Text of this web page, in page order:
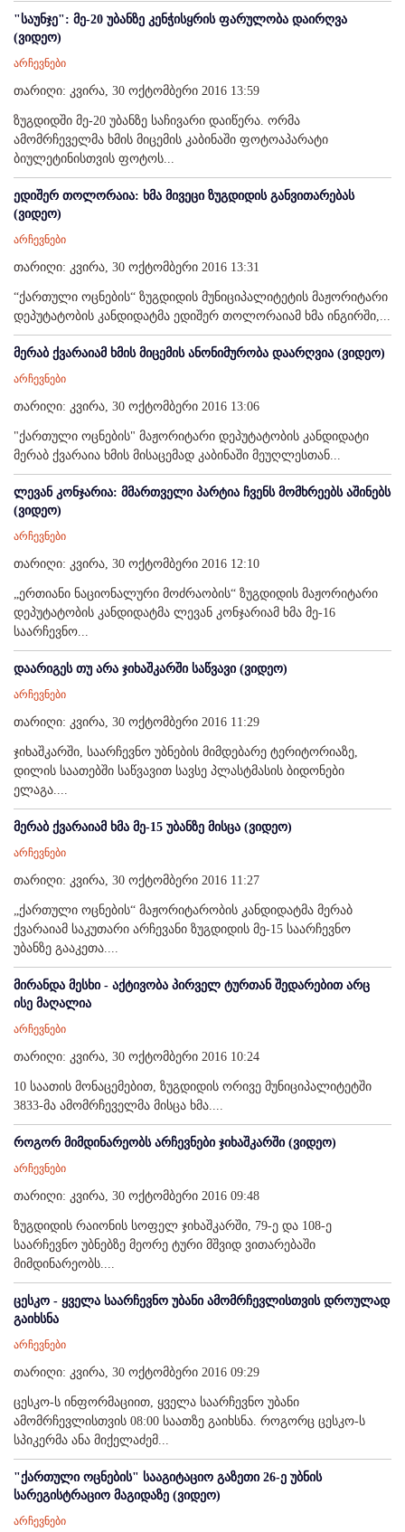
"საუნჯე": მე-20 უბანზე კენჭისყრის ფარულობა დაირღვა
(ვიდეო)
არჩევნები
თარიღი: კვირა, 30 ოქტომბერი 2016 13:59
ზუგდიდში მე-20 უბანზე საჩივარი დაიწერა. ორმა
ამომრჩეველმა ხმის მიცემის კაბინაში ფოტოაპარატი
ბიულეტინისთვის ფოტოს...
ედიშერ თოლორაია: ხმა მივეცი ზუგდიდის განვითარებას
(ვიდეო)
არჩევნები
თარიღი: კვირა, 30 ოქტომბერი 2016 13:31
“ქართული ოცნების“ ზუგდიდის მუნიციპალიტეტის მაჟორიტარი
დეპუტატობის კანდიდატმა ედიშერ თოლორაიამ ხმა ინგირში,...
მერაბ ქვარაიამ ხმის მიცემის ანონიმურობა დაარღვია (ვიდეო)
არჩევნები
თარიღი: კვირა, 30 ოქტომბერი 2016 13:06
"ქართული ოცნების" მაჟორიტარი დეპუტატობის კანდიდატი
მერაბ ქვარაია ხმის მისაცემად კაბინაში მეუღლესთან...
ლევან კონჯარია: მმართველი პარტია ჩვენს მომხრეებს აშინებს
(ვიდეო)
არჩევნები
თარიღი: კვირა, 30 ოქტომბერი 2016 12:10
„ერთიანი ნაციონალური მოძრაობის“ ზუგდიდის მაჟორიტარი
დეპუტატობის კანდიდატმა ლევან კონჯარიამ ხმა მე-16
საარჩევნო...
დაარიგეს თუ არა ჯიხაშკარში საწვავი (ვიდეო)
არჩევნები
თარიღი: კვირა, 30 ოქტომბერი 2016 11:29
ჯიხაშკარში, საარჩევნო უბნების მიმდებარე ტერიტორიაზე,
დილის საათებში საწვავით სავსე პლასტმასის ბიდონები
ელაგა....
მერაბ ქვარაიამ ხმა მე-15 უბანზე მისცა (ვიდეო)
არჩევნები
თარიღი: კვირა, 30 ოქტომბერი 2016 11:27
„ქართული ოცნების“ მაჟორიტარობის კანდიდატმა მერაბ
ქვარაიამ საკუთარი არჩევანი ზუგდიდის მე-15 საარჩევნო
უბანზე გააკეთა....
მირანდა მესხი - აქტივობა პირველ ტურთან შედარებით არც
ისე მაღალია
არჩევნები
თარიღი: კვირა, 30 ოქტომბერი 2016 10:24
10 საათის მონაცემებით, ზუგდიდის ორივე მუნიციპალიტეტში
3833-მა ამომრჩეველმა მისცა ხმა....
როგორ მიმდინარეობს არჩევნები ჯიხაშკარში (ვიდეო)
არჩევნები
თარიღი: კვირა, 30 ოქტომბერი 2016 09:48
ზუგდიდის რაიონის სოფელ ჯიხაშკარში, 79-ე და 108-ე
საარჩევნო უბნებზე მეორე ტური მშვიდ ვითარებაში
მიმდინარეობს....
ცესკო - ყველა საარჩევნო უბანი ამომრჩევლისთვის დროულად
გაიხსნა
არჩევნები
თარიღი: კვირა, 30 ოქტომბერი 2016 09:29
ცესკო-ს ინფორმაციით, ყველა საარჩევნო უბანი
ამომრჩევლისთვის 08:00 საათზე გაიხსნა. როგორც ცესკო-ს
სპიკერმა ანა მიქელაძემ...
"ქართული ოცნების" სააგიტაციო გაზეთი 26-ე უბნის
სარეგისტრაციო მაგიდაზე (ვიდეო)
არჩევნები